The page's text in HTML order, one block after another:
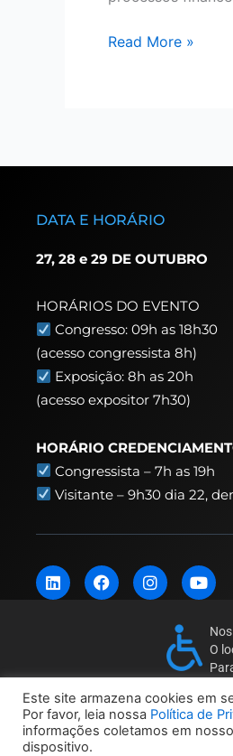
Read More »
DATA E HORÁRIO
27, 28 e 29 DE OUTUBRO
HORÁRIOS DO EVENTO
Congresso: 09h as 18h30
(acesso congressista 8h)
Exposição: 8h as 20h
(acesso expositor 7h30)
HORÁRIO
Congressista – 7h as 19h
Visitante – 9h30 dia 22,
L
i
n
F
a
c
I
n
s
m
Y
o
u
b
e
O
© 2024 Unbox
Este site armazena cookies em
Por favor, leia nossa Política de
informações coletamos em
dispositivo.